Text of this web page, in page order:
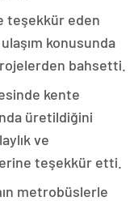
teşekkür eden
konusunda
bahsetti.
kente
üretildiğini
ve
teşekkür etti.
metrobüslerle